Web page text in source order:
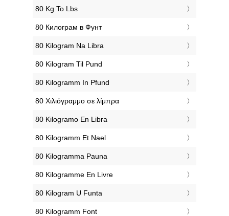
‎80 Kg To Lbs
‎80 Килограм в Фунт
‎80 Kilogram Na Libra
‎80 Kilogram Til Pund
‎80 Kilogramm In Pfund
‎80 Χιλιόγραμμο σε λίμπρα
‎80 Kilogramo En Libra
‎80 Kilogramm Et Nael
‎80 Kilogramma Pauna
‎80 Kilogramme En Livre
‎80 Kilogram U Funta
‎80 Kilogramm Font